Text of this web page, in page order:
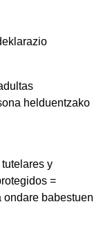
helduentzako
tutelares y
=
ondare babestuen